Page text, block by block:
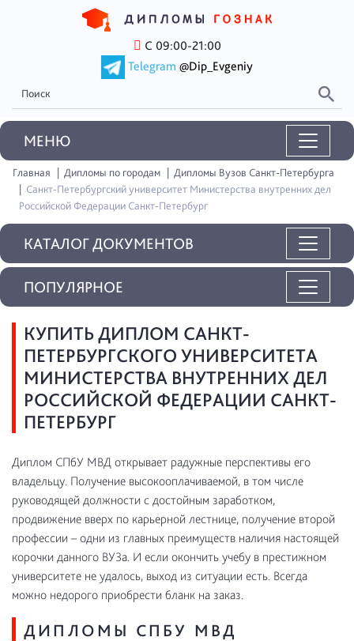
С 09:00-21:00
Telegram @Dip_Evgeniy
MEНЮ
Главная Дипломы по городам
Дипломы Вузов Санкт-Петербурга
Санкт-Петербургский университет Министерства внутренних дел
Российской Федерации Санкт-Петербург
КАТАЛОГ ДОКУМЕНТОВ
КУПИТЬ ДИПЛОМ САНКТ-
ПЕТЕРБУРГСКОГО УНИВЕРСИТЕТА
МИНИСТЕРСТВА ВНУТРЕННИХ ДЕЛ
РОССИЙСКОЙ ФЕДЕРАЦИИ САНКТ-
ПЕТЕРБУРГ
Диплом СПбУ МВД открывает радужные перспективы его
владельцу. Получение высокооплачиваемой, в том числе
руководящей должности с достойным заработком,
продвижение вверх по карьерной лестнице, получение второй
профессии – одни из главных преимуществ наличия настоящей
корочки данного ВУЗа. И если окончить учебу в престижном
университете не удалось, выход из ситуации есть. Всегда
можно недорого приобрести бланк на заказ.
ДИПЛОМЫ СПБУ МВД
ПОПУЛЯРНОЕ